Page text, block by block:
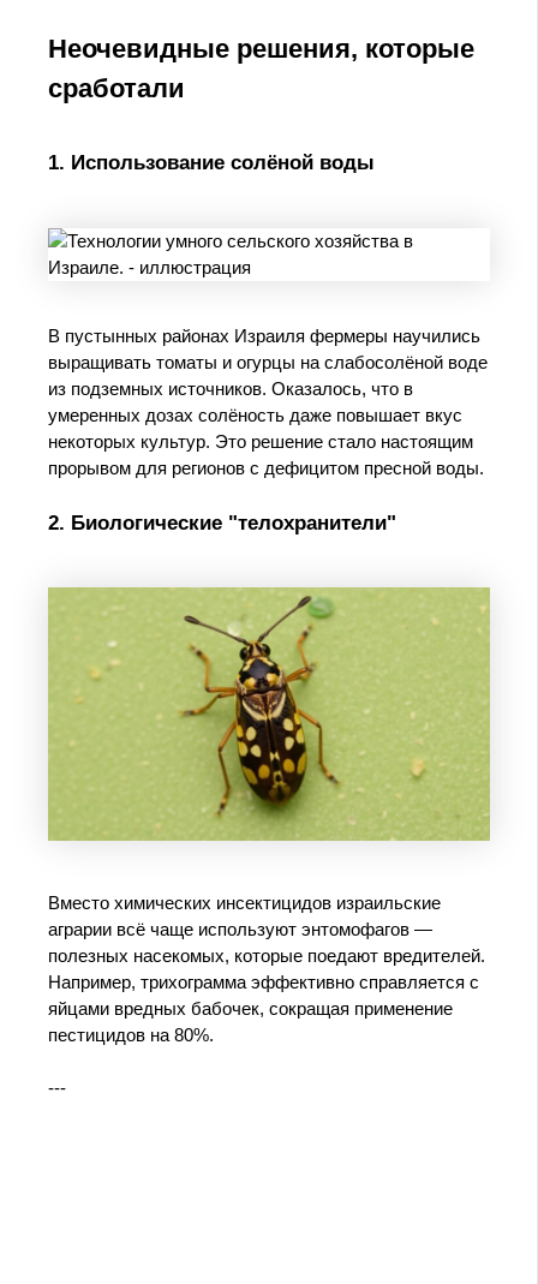
Неочевидные решения, которые
сработали
1. Использование солёной воды
В пустынных районах Израиля фермеры научились
выращивать томаты и огурцы на слабосолёной воде
из подземных источников. Оказалось, что в
умеренных дозах солёность даже повышает вкус
некоторых культур. Это решение стало настоящим
прорывом для регионов с дефицитом пресной воды.
2. Биологические "телохранители"
Вместо химических инсектицидов израильские
аграрии всё чаще используют энтомофагов —
полезных насекомых, которые поедают вредителей.
Например, трихограмма эффективно справляется с
яйцами вредных бабочек, сокращая применение
пестицидов на 80%.
---